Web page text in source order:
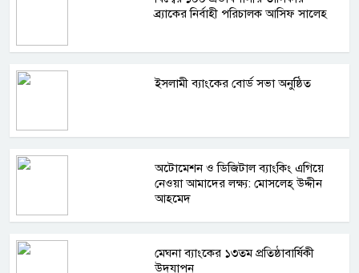
ব্র্যাকের নির্বাহী পরিচালক আসিফ সালেহ
ইসলামী ব্যাংকের বোর্ড সভা অনুষ্ঠিত
অটোমেশন ও ডিজিটাল ব্যাংকিং এগিয়ে
নেওয়া আমাদের লক্ষ্য: মোসলেহ্‌ উদ্দীন
আহমেদ
মেঘনা ব্যাংকের ১৩তম প্রতিষ্ঠাবার্ষিকী
উদযাপন